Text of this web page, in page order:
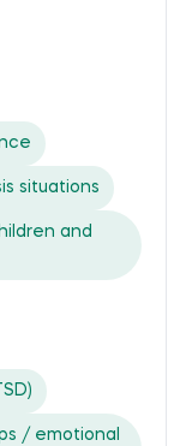
situations
and
/ emotional